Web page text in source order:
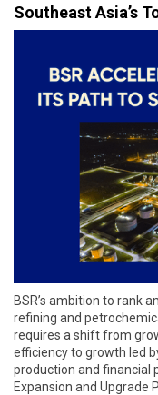
Southeast Asia’s
BSR’s ambition to rank
refining and
requires a shift from
efficiency to growth led
production and financial
Expansion and Upgrade